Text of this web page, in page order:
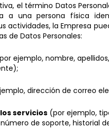
el término Datos
a una persona física
actividades, la Empresa
de Datos Personales:
ejemplo, nombre,
dirección de correo
servicios (por ejemplo,
de soporte, historial